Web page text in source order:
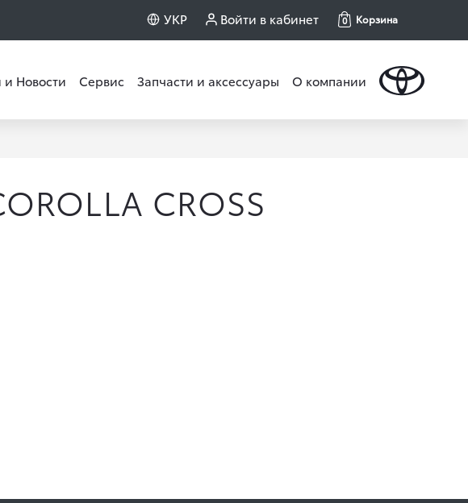
УКР Войти в кабинет 0 Корзина
Новости Сервис Запчасти и аксессуары О компании
CROSS